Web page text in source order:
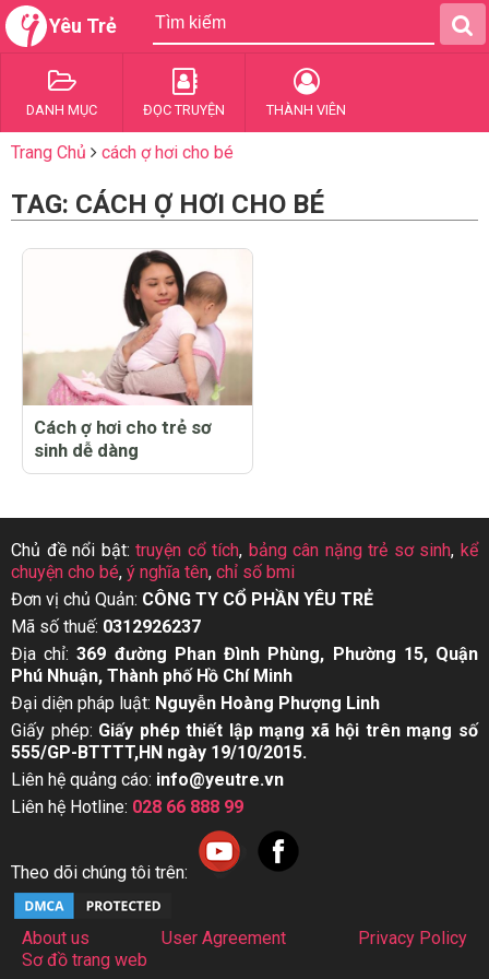
Yêu Trẻ
DANH MỤC ĐỌC TRUYỆN THÀNH VIÊN
Trang Chủ cách ợ hơi cho bé
TAG: CÁCH Ợ HƠI CHO BÉ
Cách ợ hơi cho trẻ sơ
sinh dễ dàng
Chủ đề nổi bật:truyện cổ tích, bảng cân nặng trẻ sơ sinh,kể
chuyện cho bé, ý nghĩa tên, chỉ số bmi
Đơn vị chủ Quản: CÔNG TY CỔ PHẦN YÊU TRẺ
Mã số thuế: 0312926237
Địa chỉ:369 đường Phan Đình Phùng, Phường 15, Quận
Phú Nhuận, Thành phố Hồ Chí Minh
Đại diện pháp luật: Nguyễn Hoàng Phượng Linh
Giấy phép: Giấy phép thiết lập mạng xã hội trên mạng số
555/GP-BTTTT,HN ngày 19/10/2015.
Liên hệ quảng cáo: info@yeutre.vn
Liên hệ Hotline: 028 66 888 99
Theo dõi chúng tôi trên:
About us User Agreement
Privacy Policy
Sơ đồ trang web